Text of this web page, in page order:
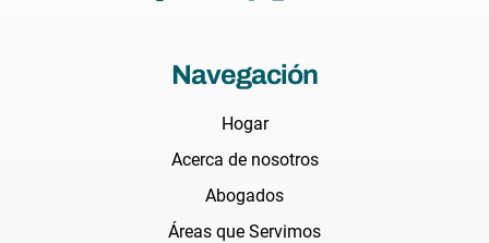
Navegación
Hogar
Acerca de nosotros
Abogados
Áreas que Servimos